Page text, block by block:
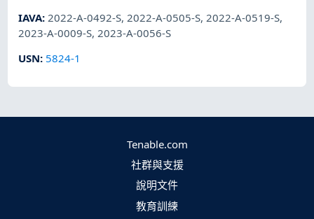
IAVA: 2022-A-0492-S, 2022-A-0505-S, 2022-A-0519-S,
2023-A-0009-S, 2023-A-0056-S
USN: 5824-1
Tenable.com
社群與支援
說明文件
教育訓練